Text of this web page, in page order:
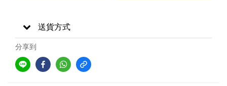
送貨方式
分享到